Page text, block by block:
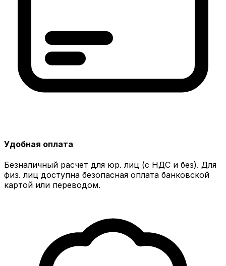
Удобная оплата
Безналичный расчет для юр. лиц (с НДС и без). Для
физ. лиц доступна безопасная оплата банковской
картой или переводом.